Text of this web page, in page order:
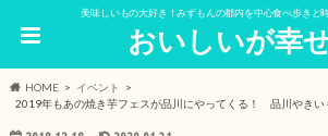
美味しいもの大好き！みずもんの都内を中心食べ歩きと
おいしいが幸せ
HOME
イベント
2019年もあの焼き芋フェスが品川にやってくる！ 品川やき